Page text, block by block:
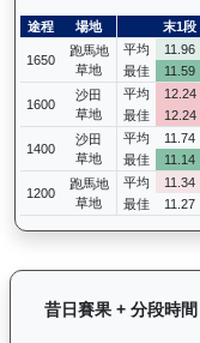
途程 場地 末1段
1650
跑馬地
草地
平均 11.96
最佳
11.59
1600
沙田
草地
平均 12.24
最佳
12.24
1400
沙田
草地
平均 11.74
最佳
11.14
1200
跑馬地
草地
平均 11.34
最佳
11.27
昔日賽果 + 分段時間